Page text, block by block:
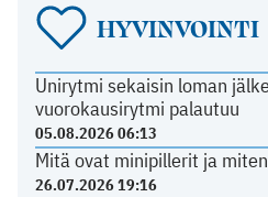
HYVINVOINTI
Unirytmi sekaisin loman
vuorokausirytmi palautuu
05.08.2026 06:13
Mitä ovat minipillerit ja
26.07.2026 19:16